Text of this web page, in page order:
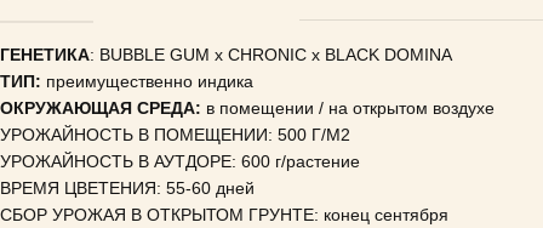
ГЕНЕТИКА: BUBBLE GUM x CHRONIC x BLACK DOMINA
ТИП: преимущественно индика
ОКРУЖАЮЩАЯ СРЕДА: в помещении / на открытом воздухе
УРОЖАЙНОСТЬ В ПОМЕЩЕНИИ: 500 Г/М2
УРОЖАЙНОСТЬ В АУТДОРЕ: 600 г/растение
ВРЕМЯ ЦВЕТЕНИЯ: 55-60 дней
СБОР УРОЖАЯ В ОТКРЫТОМ ГРУНТЕ: конец сентября